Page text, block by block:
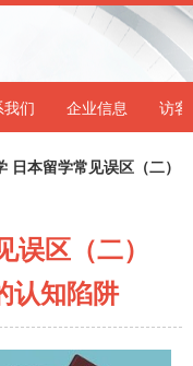
我们 企业信息 访客
日本留学常见误区（二）
误区（二）
知陷阱